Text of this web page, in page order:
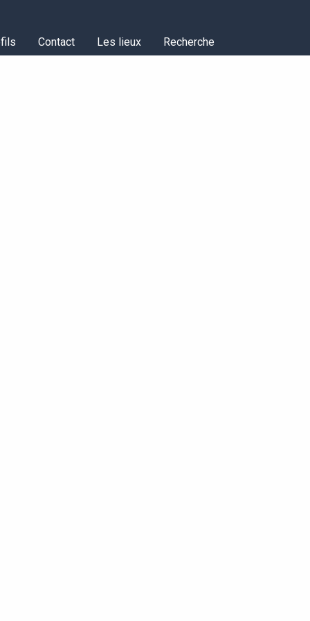
Contact Les lieux Recherche